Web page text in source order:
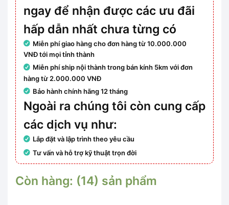
ngay để nhận được các ưu đãi
hấp dẫn nhất chưa từng có
Miễn phí giao hàng cho đơn hàng từ10.000.000
VNĐtới mọi tỉnh thành
Miễn phí ship nội thành trong bán kính 5km với đơn
hàng từ 2.000.000 VNĐ
Bảo hành chính hãng 12 tháng
Ngoài ra chúng tôi còn cung cấp
các dịch vụ như:
Lắp đặt và lập trình theo yêu cầu
Tư vấn và hỗ trợ kỹ thuật trọn đời
Còn hàng: (14) sản phẩm